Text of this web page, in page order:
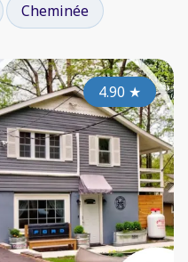
Cheminée
4.90 ★